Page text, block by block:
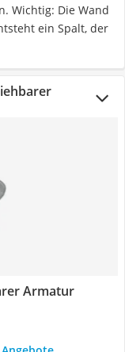
Wichtig: Die Wand
ein Spalt, der
Armatur